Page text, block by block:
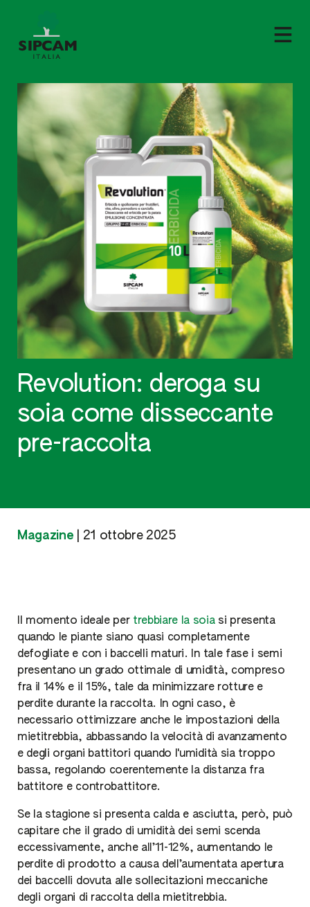
Magazine 21 ottobre 2025
Revolution: deroga su
soia come disseccante
pre-raccolta
Il momento ideale per trebbiare la soiasi presenta
quando le piante siano quasi completamente
defogliate e con i baccelli maturi. In tale fase i semi
presentano un grado ottimale di umidità, compreso
fra il 14% e il 15%, tale da minimizzare rotture e
perdite durante la raccolta. In ogni caso, è
necessario ottimizzare anche le impostazioni della
mietitrebbia, abbassando la velocità di avanzamento
e degli organi battitori quando l'umidità sia troppo
bassa, regolando coerentemente la distanza fra
battitore e controbattitore.
Se la stagione si presenta calda e asciutta, però, può
capitare che il grado di umidità dei semi scenda
eccessivamente, anche all’11-12%, aumentando le
perdite di prodotto a causa dell’aumentata apertura
dei baccelli dovuta alle sollecitazioni meccaniche
degli organi di raccolta della mietitrebbia.